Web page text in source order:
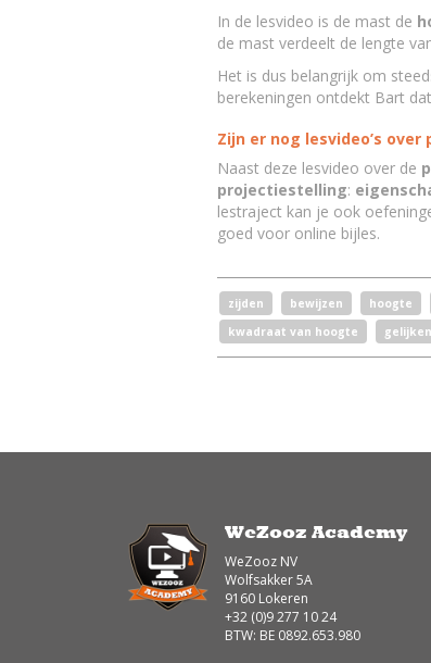
In de lesvideo is de mast de
de mast verdeelt de lengte
Het is dus belangrijk om
berekeningen ontdekt Bart
Zijn er nog lesvideo’s
Naast deze lesvideo over de
projectiestelling:
lestraject kan je ook
goed voor online bijles.
zijden bewijzen hoogte
kwadraat van hoogte
gelijken
WeZooz Academy
WeZooz NV
Wolfsakker 5A
9160 Lokeren
+32 (0)9 277 10 24
BTW: BE 0892.653.980